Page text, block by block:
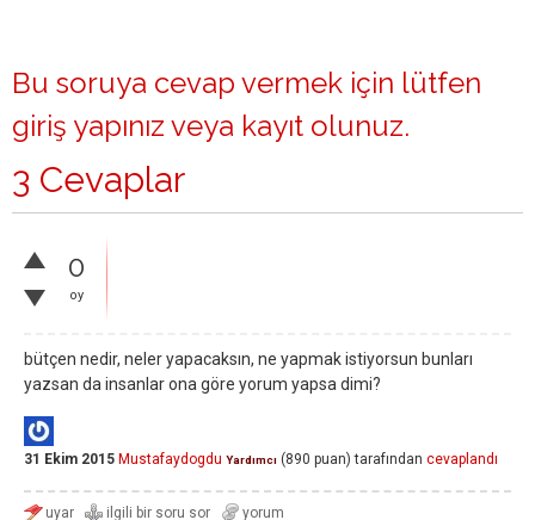
Bu soruya cevap vermek için lütfen
giriş yapınız veya kayıt olunuz.
3 Cevaplar
0
oy
bütçen nedir, neler yapacaksın, ne yapmak istiyorsun bunları
yazsan da insanlar ona göre yorum yapsa dimi?
31 Ekim 2015 Mustafaydogdu Yardımcı (890 puan) tarafından cevaplandı